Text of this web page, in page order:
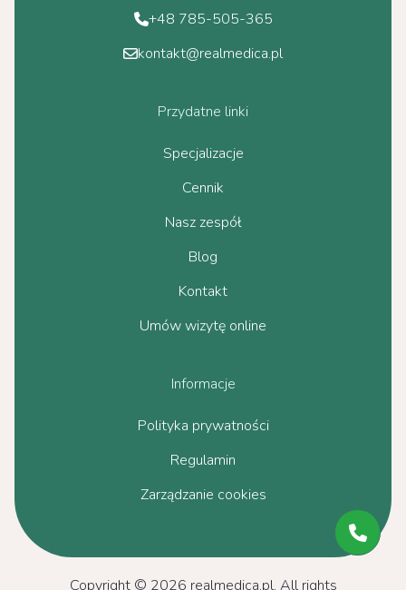
+48 785-505-365
kontakt@realmedica.pl
Przydatne linki
Specjalizacje
Cennik
Nasz zespół
Blog
Kontakt
Umów wizytę online
Informacje
Polityka prywatności
Regulamin
Zarządzanie cookies
Copyright © 2026 realmedica.pl. All rights